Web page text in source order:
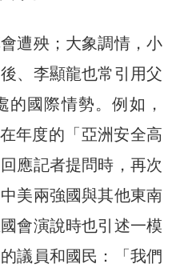
遭殃；大象調情，小
、李顯龍也常引用父
國際情勢。例如，
年度的「亞洲安全高
應記者提問時，再次
美兩強國與其他東南
會演說時也引述一模
議員和國民：「我們